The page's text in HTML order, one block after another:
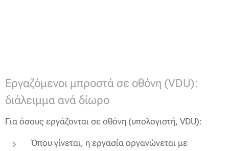
Εργαζόμενοι μπροστά σε οθόνη (VDU):
διάλειμμα ανά δίωρο
Για όσους εργάζονται σε οθόνη (υπολογιστή, VDU):
Όπου γίνεται, η εργασία οργανώνεται με